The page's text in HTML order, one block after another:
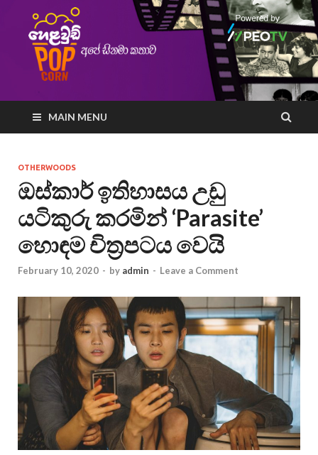
MAIN MENU
OTHERWOODS
ඔස්කාර් ඉතිහාසය උඩු
යටිකුරු කරමින් ‘Parasite’
හොඳම චිත්‍රපටය වෙයි
February 10, 2020 - by admin - Leave a Comment